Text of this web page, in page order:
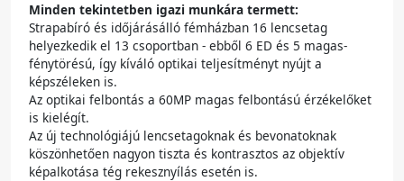
Minden tekintetben igazi munkára termett:
Strapabíró és időjárásálló fémházban 16 lencsetag
helyezkedik el 13 csoportban - ebből 6 ED és 5 magas-
fénytörésú, így kíváló optikai teljesítményt nyújt a
képszéleken is.
Az optikai felbontás a 60MP magas felbontású érzékelőket
is kielégít.
Az új technológiájú lencsetagoknak és bevonatoknak
köszönhetően nagyon tiszta és kontrasztos az objektív
képalkotása tég rekesznyílás esetén is.